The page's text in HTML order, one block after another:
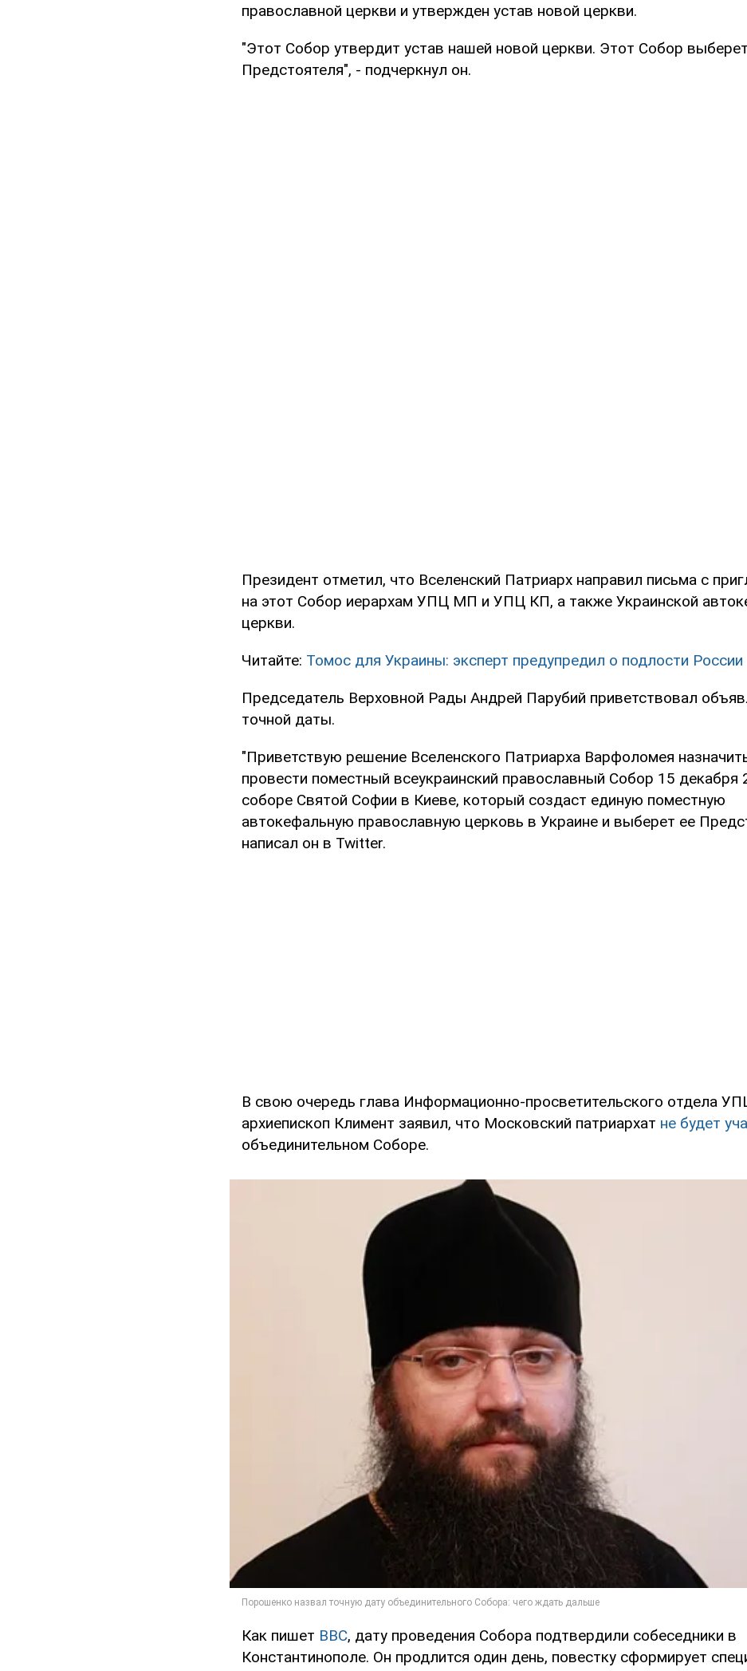
православной церкви и утвержден устав новой церкви.
"Этот Собор утвердит устав нашей новой церкви. Этот Собор выберет
Предстоятеля", - подчеркнул он.
Президент отметил, что Вселенский Патриарх направил письма с
на этот Собор иерархам УПЦ МП и УПЦ КП, а также Украинской
церкви.
Читайте: Томос для Украины: эксперт предупредил о подлости России
Председатель Верховной Рады Андрей Парубий приветствовал
точной даты.
"Приветствую решение Вселенского Патриарха Варфоломея
провести поместный всеукраинский православный Собор 15 декабря
соборе Святой Софии в Киеве, который создаст единую поместную
автокефальную православную церковь в Украине и выберет ее
написал он в Twitter.
В свою очередь глава Информационно-просветительского отдела
архиепископ Климент заявил, что Московский патриархат не будет
объединительном Соборе.
Как пишет ВВС, дату проведения Собора подтвердили собеседники в
Константинополе. Он продлится один день, повестку сформирует